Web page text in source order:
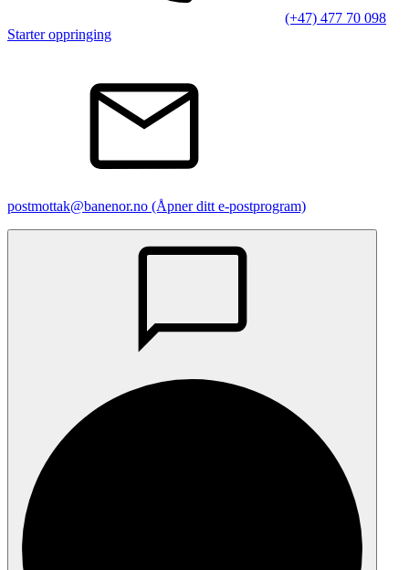
(+47) 477 70 098
Starter oppringing
postmottak@banenor.no (Åpner ditt e-postprogram)